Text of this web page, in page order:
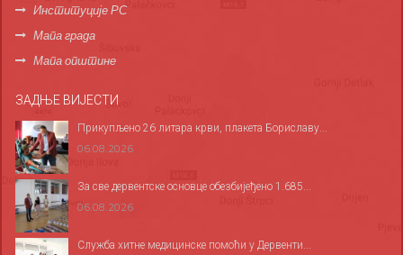
Институције РС
Мапа града
Мапа општине
ЗАДЊЕ ВИЈЕСТИ
Прикупљено 26 литара крви, плакета Бориславу...
06.08.2026
За све дервентске основце обезбијеђено 1.685...
06.08.2026
Служба хитне медицинске помоћи у Дервенти...